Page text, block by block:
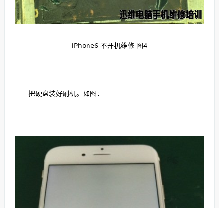
iPhone6 不开机维修 图4
把硬盘装好刷机。如图：